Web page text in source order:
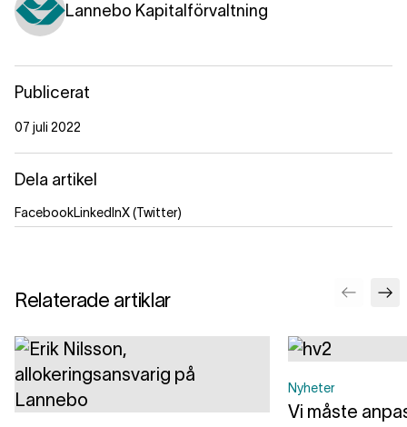
Lannebo Kapitalförvaltning
Publicerat
07 juli 2022
Dela artikel
FacebookLinkedInX (Twitter)
Relaterade artiklar
Nyheter
Vi måste